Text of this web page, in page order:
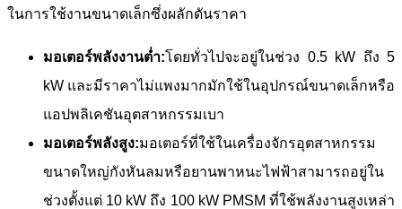
ในการใช้งานขนาดเล็กซึ่งผลักดันราคา
มอเตอร์พลังงานต่ำ:โดยทั่วไปจะอยู่ในช่วง 0.5 kW ถึง 5
kW และมีราคาไม่แพงมากมักใช้ในอุปกรณ์ขนาดเล็กหรือ
แอปพลิเคชันอุตสาหกรรมเบา
มอเตอร์พลังสูง:มอเตอร์ที่ใช้ในเครื่องจักรอุตสาหกรรม
ขนาดใหญ่กังหันลมหรือยานพาหนะไฟฟ้าสามารถอยู่ใน
ช่วงตั้งแต่ 10 kW ถึง 100 kW PMSM ที่ใช้พลังงานสูงเหล่า